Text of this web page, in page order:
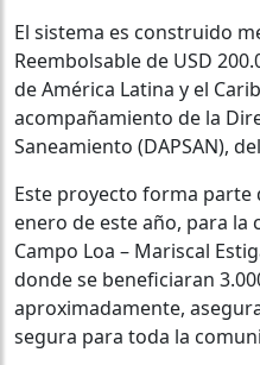
El sistema es construido
Reembolsable de USD
de América Latina y el
acompañamiento de la
Saneamiento (DAPSAN),
Este proyecto forma
enero de este año, para
Campo Loa – Mariscal
donde se beneficiaran
aproximadamente,
segura para toda la